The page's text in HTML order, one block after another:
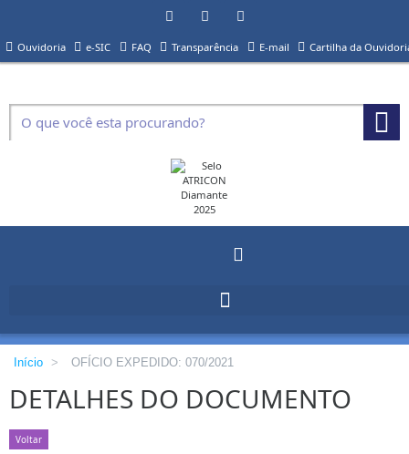
Ouvidoria e-SIC FAQ Transparência E-mail Cartilha da
Início > OFÍCIO EXPEDIDO: 070/2021
DETALHES DO DOCUMENTO
Voltar